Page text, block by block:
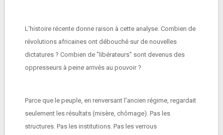
L'histoire récente donne raison à cette analyse. Combien de
révolutions africaines ont débouché sur de nouvelles
dictatures ? Combien de "libérateurs" sont devenus des
oppresseurs à peine arrivés au pouvoir ?
Parce que le peuple, en renversant l'ancien régime, regardait
seulement les résultats (misère, chômage). Pas les
structures. Pas les institutions. Pas les verrous